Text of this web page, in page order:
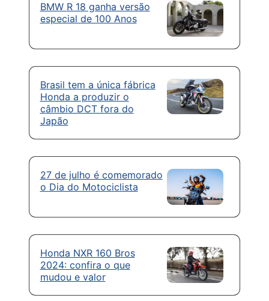
BMW R 18 ganha versão
especial de 100 Anos
Brasil tem a única fábrica
Honda a produzir o
câmbio DCT fora do
Japão
27 de julho é comemorado
o Dia do Motociclista
Honda NXR 160 Bros
2024: confira o que
mudou e valor